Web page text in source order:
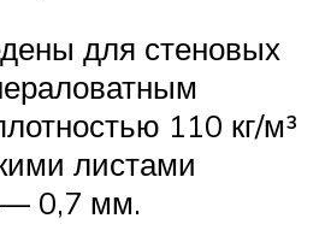
для стеновых
110 кг/м³
листами
0,7 мм.